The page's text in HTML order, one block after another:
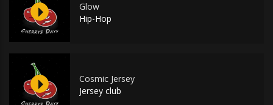
Glow
Hip-Hop
Cosmic Jersey
Jersey club